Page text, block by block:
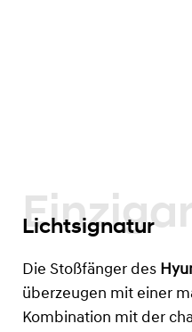
Einzigartige
Lichtsignatur
Die Stoßfänger des
überzeugen mit einer
Kombination mit der